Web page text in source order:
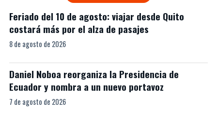
Feriado del 10 de agosto: viajar desde Quito
costará más por el alza de pasajes
8 de agosto de 2026
Daniel Noboa reorganiza la Presidencia de
Ecuador y nombra a un nuevo portavoz
7 de agosto de 2026